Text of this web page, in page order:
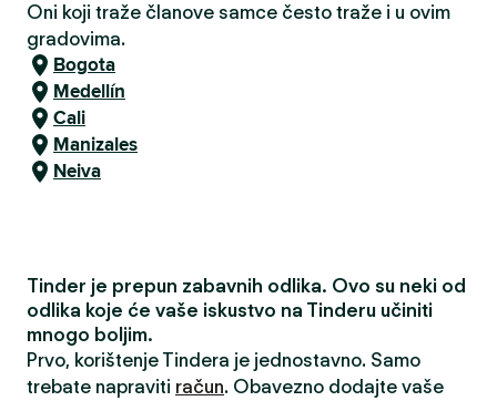
Oni koji traže članove samce često traže i u ovim
gradovima.
Bogota
Medellín
Cali
Manizales
Neiva
Tinder je prepun zabavnih odlika. Ovo su neki od
odlika koje će vaše iskustvo na Tinderu učiniti
mnogo boljim.
Prvo, korištenje Tindera je jednostavno. Samo
trebate napraviti račun. Obavezno dodajte vaše